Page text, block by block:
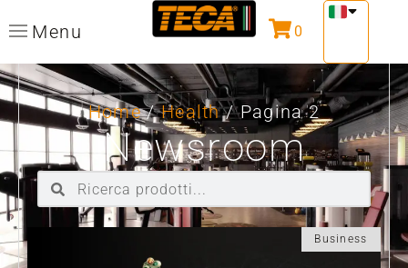
Menu 0
Home/Health/ Pagina 2
Newsroom
Business